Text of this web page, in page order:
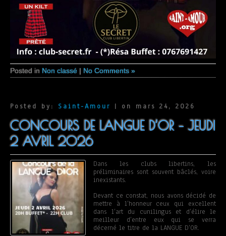
Posted in Non classé | No Comments »
Posted by: Saint-Amour | on mars 24, 2026
CONCOURS DE LANGUE D’OR – JEUDI
2 AVRIL 2026
Dans les clubs libertins, les
préliminaires sont souvent bâclés, voire
inexistants.
Devant ce constat, nous avons décidé de
mettre à l’honneur ceux qui excellent
dans l’art du cunilingus et d’élire le
meilleur d’entre eux qui se verra
décerné le titre de la LANGUE D’OR.